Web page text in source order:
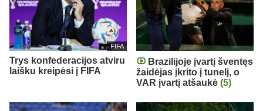
FIFA
Trys konfederacijos atviru
laišku kreipėsi į FIFA
Brazilijoje įvartį šventęs
žaidėjas įkrito į tunelį, o
VAR įvartį atšaukė (5)